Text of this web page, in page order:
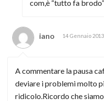
com,è “tutto fa
iano 14 Gennaio 2013
A commentare la pausa
deviare i problemi molto
ridicolo.Ricordo che